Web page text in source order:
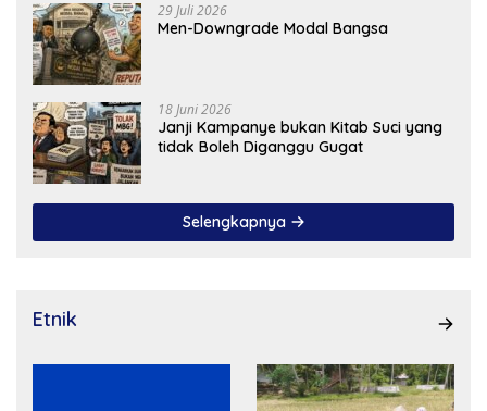
29 Juli 2026
Men-Downgrade Modal Bangsa
18 Juni 2026
Janji Kampanye bukan Kitab Suci yang
tidak Boleh Diganggu Gugat
Selengkapnya
Etnik